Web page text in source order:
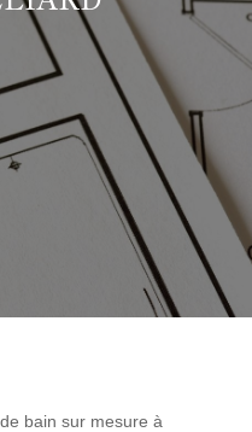
bain sur mesure à